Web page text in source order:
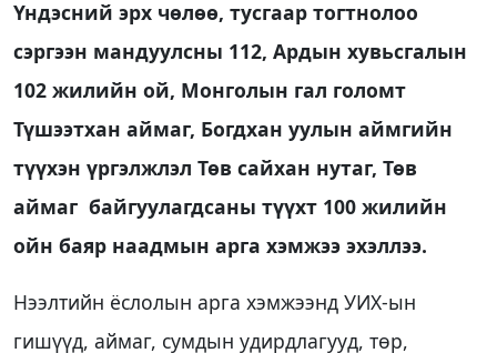
Үндэсний эрх чөлөө, тусгаар тогтнолоо
сэргээн мандуулсны 112, Ардын хувьсгалын
102 жилийн ой, Монголын гал голомт
Түшээтхан аймаг, Богдхан уулын аймгийн
түүхэн үргэлжлэл Төв сайхан нутаг, Төв
аймаг байгуулагдсаны түүхт 100 жилийн
ойн баяр наадмын арга хэмжээ эхэллээ.
Нээлтийн ёслолын арга хэмжээнд УИХ-ын
гишүүд, аймаг, сумдын удирдлагууд, төр,